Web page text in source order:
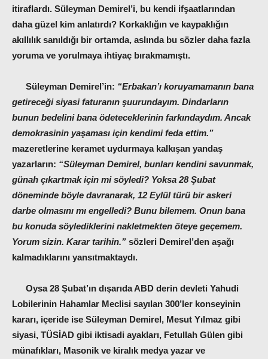
itiraflardı. Süleyman Demirel’i, bu kendi ifşaatlarından
daha güzel kim anlatırdı? Korkaklığın ve kaypaklığın
akıllılık sanıldığı bir ortamda, aslında bu sözler daha fazla
yoruma ve yorulmaya ihtiyaç bırakmamıştı.
Süleyman Demirel’in: “Erbakan’ı koruyamamanın bana
getireceği siyasi faturanın şuurundayım. Dindarların
bunun bedelini bana ödeteceklerinin farkındaydım. Ancak
demokrasinin yaşaması için kendimi feda ettim.”
mazeretlerine keramet uydurmaya kalkışan yandaş
yazarların: “Süleyman Demirel, bunları kendini savunmak,
günah çıkartmak için mi söyledi? Yoksa 28 Şubat
döneminde böyle davranarak, 12 Eylül türü bir askeri
darbe olmasını mı engelledi? Bunu bilemem. Onun bana
bu konuda söylediklerini nakletmekten öteye geçemem.
Yorum sizin. Karar tarihin.” sözleri Demirel’den aşağı
kalmadıklarını yansıtmaktaydı.
Oysa 28 Şubat’ın dışarıda ABD derin devleti Yahudi
Lobilerinin Hahamlar Meclisi sayılan 300’ler konseyinin
kararı, içeride ise Süleyman Demirel, Mesut Yılmaz gibi
siyasi, TÜSİAD gibi iktisadi ayakları, Fetullah Gülen gibi
münafıkları, Masonik ve kiralık medya yazar ve